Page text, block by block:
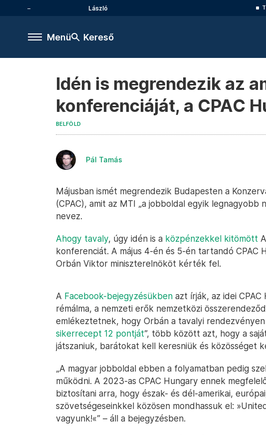
László
Menü Kereső
Idén is megrendezik az
konferenciáját, a CPAC
BELFÖLD
Pál Tamás
Májusban ismét megrendezik Budapesten a
(CPAC), amit az MTI „a jobboldal egyik legnagyobb
nevez.
Ahogy tavaly, úgy idén is a közpénzekkel kitömött
konferenciát. A május 4-én és 5-én tartandó CPAC
Orbán Viktor miniszterelnököt kérték fel.
A Facebook-bejegyzésükben azt írják, az idei
rémálma, a nemzeti erők nemzetközi
emlékeztetnek, hogy Orbán a tavalyi
sikerrecept 12 pontját”, több között azt, hogy a
játszaniuk, barátokat kell keresniük és közösséget
„A magyar jobboldal ebben a folyamatban pedig
működni. A 2023-as CPAC Hungary ennek
biztosítani arra, hogy észak- és dél-amerikai,
szövetségeseinkkel közösen mondhassuk el:
vagyunk!«” – áll a bejegyzésben.